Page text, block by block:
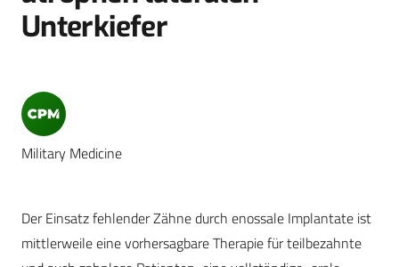
Unterkiefer
Military Medicine
Der Einsatz fehlender Zähne durch enossale Implantate ist
mittlerweile eine vorhersagbare Therapie für teilbezahnte